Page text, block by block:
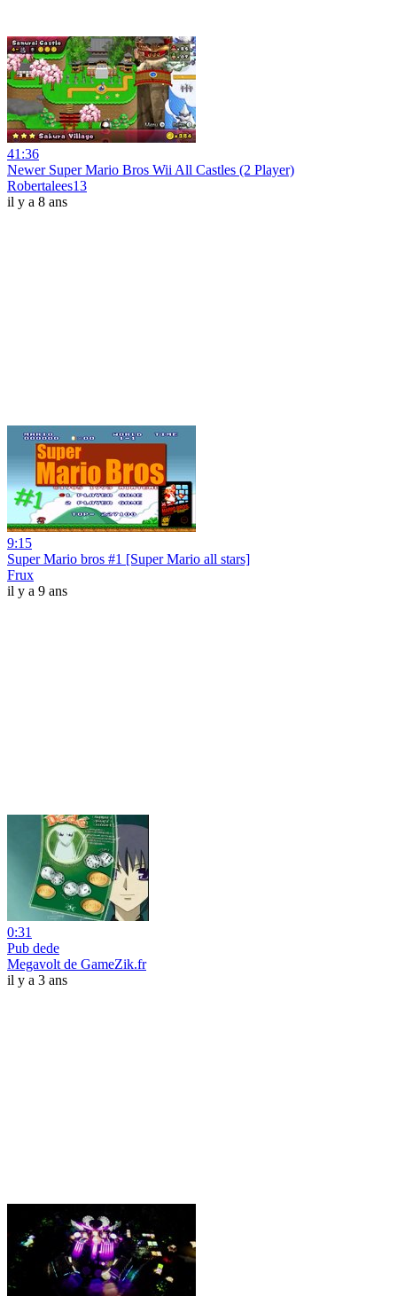
41:36
Newer Super Mario Bros Wii All Castles (2 Player)
Robertalees13
il y a 8 ans
9:15
Super Mario bros #1 [Super Mario all stars]
Frux
il y a 9 ans
0:31
Pub dede
Megavolt de GameZik.fr
il y a 3 ans